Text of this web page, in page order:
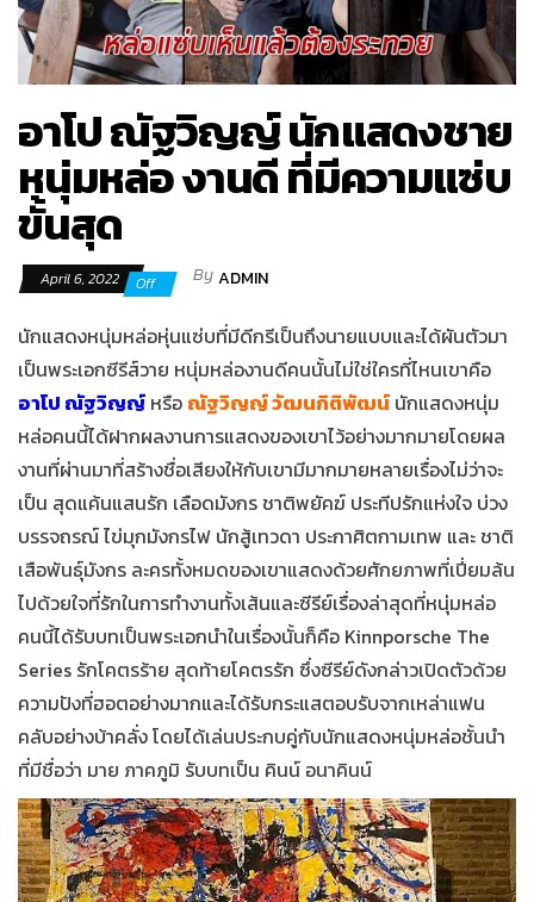
อาโป ณัฐวิญญ์ นักแสดงชาย
หนุ่มหล่อ งานดี ที่มีความแซ่บ
ขั้นสุด
April 6, 2022 Off ByADMIN
นักแสดงหนุ่มหล่อหุ่นแซ่บที่มีดีกรีเป็นถึงนายแบบและได้ผันตัวมา
เป็นพระเอกซีรีส์วาย หนุ่มหล่องานดีคนนั้นไม่ใช่ใครที่ไหนเขาคือ
อาโป ณัฐวิญญ์ หรือ ณัฐวิญญ์ วัฒนกิติพัฒน์ นักแสดงหนุ่ม
หล่อคนนี้ได้ฝากผลงานการแสดงของเขาไว้อย่างมากมายโดยผล
งานที่ผ่านมาที่สร้างชื่อเสียงให้กับเขามีมากมายหลายเรื่องไม่ว่าจะ
เป็น สุดแค้นแสนรัก เลือดมังกร ชาติพยัคฆ์ ประทีปรักแห่งใจ บ่วง
บรรจถรณ์ ไข่มุกมังกรไฟ นักสู้เทวดา ประกาศิตกามเทพ และ ชาติ
เสือพันธุ์มังกร ละครทั้งหมดของเขาแสดงด้วยศักยภาพที่เปี่ยมล้น
ไปด้วยใจที่รักในการทำงานทั้งเส้นและซีรีย์เรื่องล่าสุดที่หนุ่มหล่อ
คนนี้ได้รับบทเป็นพระเอกนำในเรื่องนั้นก็คือ Kinnporsche The
Series รักโคตรร้าย สุดท้ายโคตรรัก ซึ่งซีรีย์ดังกล่าวเปิดตัวด้วย
ความปังที่ฮอตอย่างมากและได้รับกระแสตอบรับจากเหล่าแฟน
คลับอย่างบ้าคลั่ง โดยได้เล่นประกบคู่กับนักแสดงหนุ่มหล่อชั้นนำ
ที่มีชื่อว่า มาย ภาคภูมิ รับบทเป็น คินน์ อนาคินน์